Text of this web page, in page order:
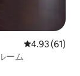
レビュー61
4.93 (61)
ーム